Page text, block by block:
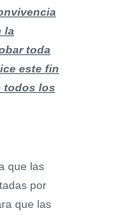
la
toda
este fin
todos los
que las
por
que las